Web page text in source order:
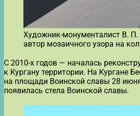
Художник-монументалист В.
автор мозаичного узора на
С 2010-х годов — началась
к Кургану территории. На Кургане
на площади Воинской славы 28
появилась стела Воинской славы.